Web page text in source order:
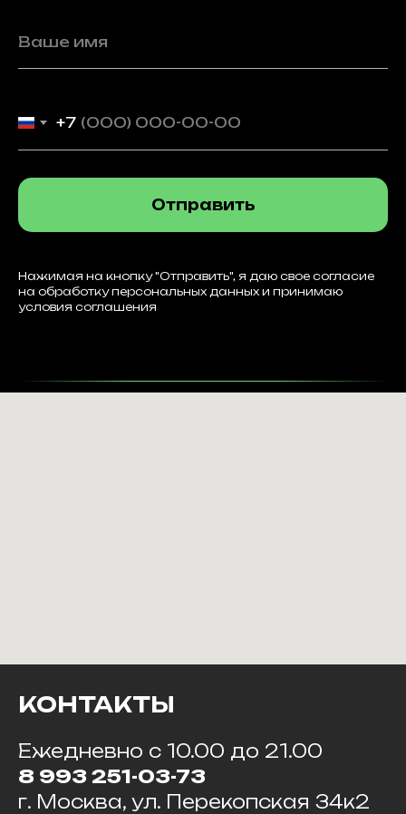
+7
Отправить
Нажимая на кнопку "Отправить", я даю свое согласие
на обработку персональных данных и принимаю
условия соглашения
КОНТАКТЫ
Ежедневно с 10.00 до 21.00
8 993 251-03-73
г. Москва, ул. Перекопская 34к2